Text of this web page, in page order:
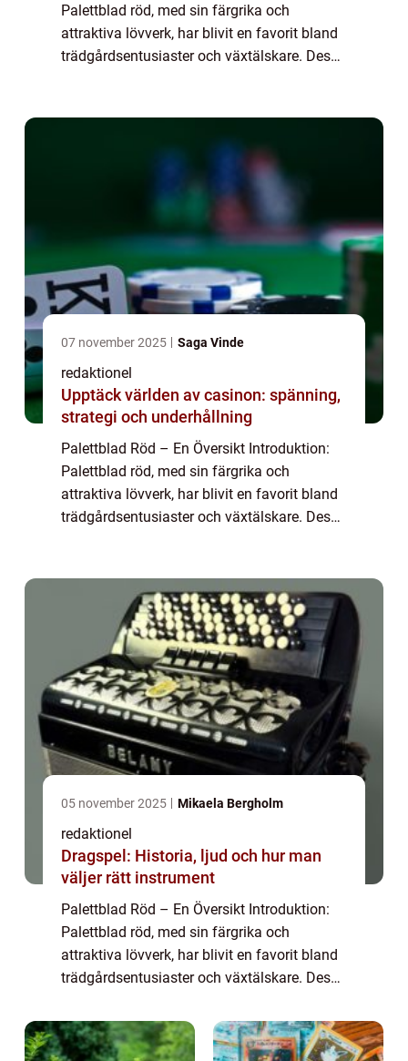
Palettblad röd, med sin färgrika och
attraktiva lövverk, har blivit en favorit bland
trädgårdsentusiaster och växtälskare. Dess
07 november 2025 Saga Vinde
redaktionel
Upptäck världen av casinon: spänning,
strategi och underhållning
Palettblad Röd – En Översikt Introduktion:
Palettblad röd, med sin färgrika och
attraktiva lövverk, har blivit en favorit bland
trädgårdsentusiaster och växtälskare. Dess
05 november 2025 Mikaela Bergholm
redaktionel
Dragspel: Historia, ljud och hur man
väljer rätt instrument
Palettblad Röd – En Översikt Introduktion:
Palettblad röd, med sin färgrika och
attraktiva lövverk, har blivit en favorit bland
trädgårdsentusiaster och växtälskare. Dess
kontrast och ger en lekfull käns...